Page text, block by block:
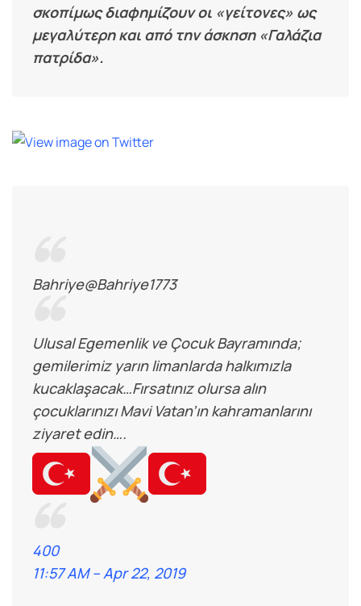
σκοπίμως διαφημίζουν οι «γείτονες» ως
μεγαλύτερη και από την άσκηση «Γαλάζια
πατρίδα».
Bahriye@Bahriye1773
Ulusal Egemenlik ve Çocuk Bayramında;
gemilerimiz yarın limanlarda halkımızla
kucaklaşacak…Fırsatınız olursa alın
çocuklarınızı Mavi Vatan’ın kahramanlarını
ziyaret edin….
400
11:57 AM – Apr 22, 2019